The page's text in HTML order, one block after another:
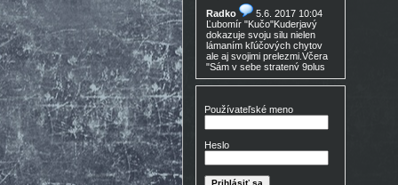
Radko
5.6. 2017 10:04
Ľubomír "Kučo"Kuderjavý
dokazuje svoju silu nielen
lámaním kľúčových chytov
ale aj svojimi prelezmi.Včera
"Sám v sebe stratený 9plus
,!Gratulácia!!!
15:30
Nedocenený Prešovský
lezec známy tiež ako Lajoš
Morales predá lezečky, nové
v krabici, nepoužité,
zľava nech nejem 90eur
Používateľské meno
Heslo